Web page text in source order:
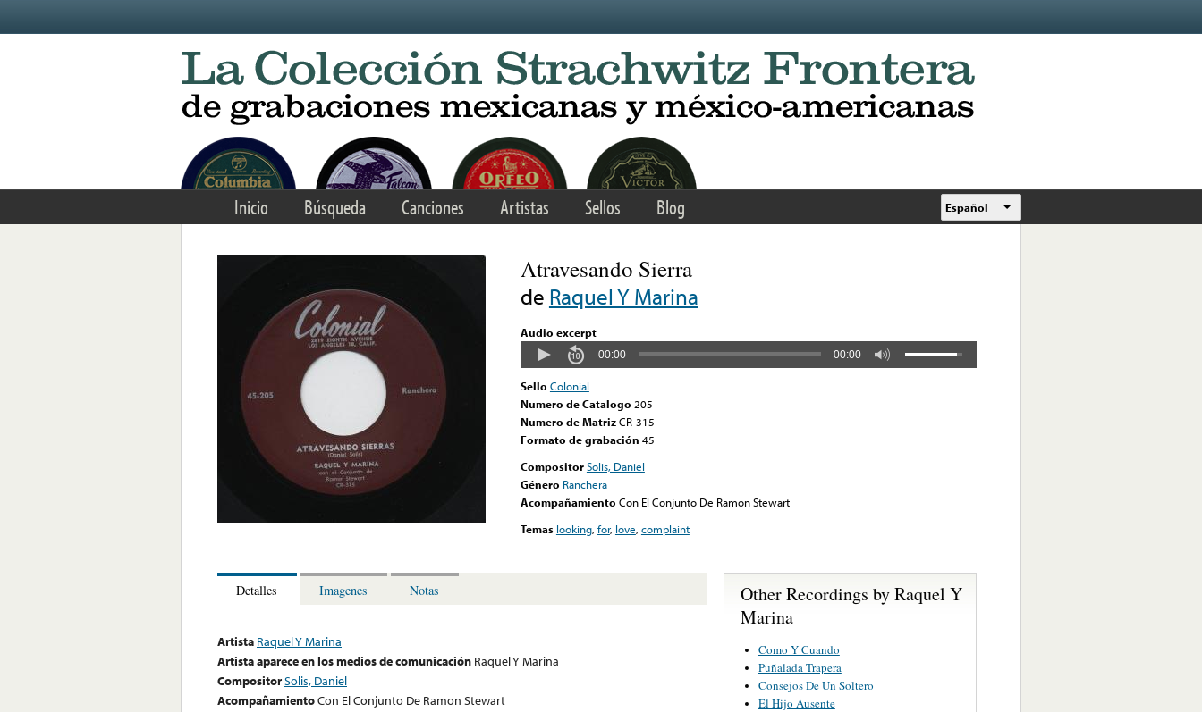
Inicio Búsqueda Canciones Artistas Sellos Blog Español
Atravesando Sierra
de Raquel Y Marina
Audio excerpt
00:00 00:00
Sello Colonial
Numero de Catalogo 205
Numero de MatrizCR-315
Formato de grabación 45
CompositorSolis, Daniel
Género Ranchera
Acompañamiento Con El Conjunto De Ramon Stewart
Temas looking,for, love,complaint
Detalles Imagenes Notas
Artista Raquel Y Marina
Artista aparece en los medios de comunicación Raquel Y Marina
CompositorSolis, Daniel
AcompañamientoCon El Conjunto De Ramon Stewart
Other Recordings by Raquel Y
Marina
Como Y Cuando
Puñalada Trapera
Consejos De Un Soltero
El Hijo Ausente